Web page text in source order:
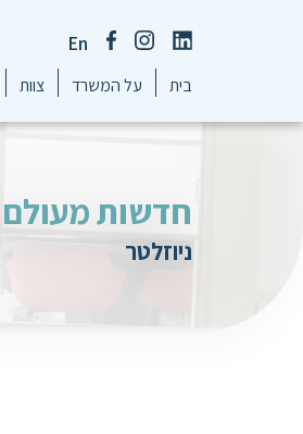
En
בית על המשרד צוות
חדשות
ניוזלטר